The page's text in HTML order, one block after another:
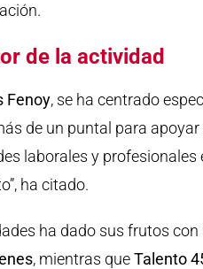
de la actividad
Fenoy, se ha centrado
de un puntal para
laborales y
ha citado.
ha dado sus frutos con
, mientras queTalento